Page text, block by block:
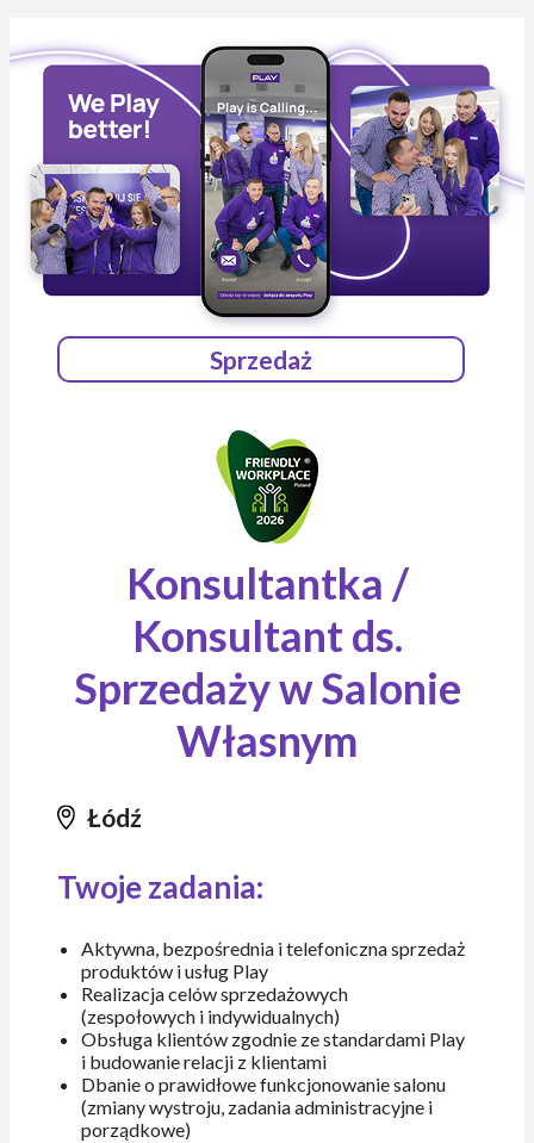
Sprzedaż
Konsultantka /
Konsultant ds.
Sprzedaży w Salonie
Własnym
Łódź
Twoje zadania:
Aktywna, bezpośrednia i telefoniczna sprzedaż
produktów i usług Play
Realizacja celów sprzedażowych
(zespołowych i indywidualnych)
Obsługa klientów zgodnie ze standardami Play
i budowanie relacji z klientami
Dbanie o prawidłowe funkcjonowanie salonu
(zmiany wystroju, zadania administracyjne i
porządkowe)